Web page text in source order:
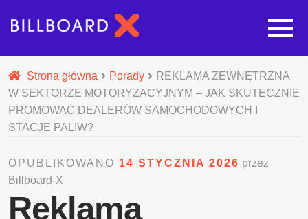
Oferta budowy reklam
Strona główna Porady
REKLAMA ZEWNĘTRZNA
W SEKTORZE MOTORYZACYJNYM – JAK SKUTECZNIE
PROMOWAĆ DEALERÓW SAMOCHODOWYCH I
STACJE PALIW?
OPUBLIKOWANO 14 STYCZNIA 2026 przez
Billboard-X
Reklama